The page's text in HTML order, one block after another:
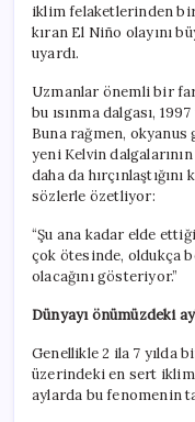
iklim felaketlerinden
kıran El Niño olayını
uyardı.
Uzmanlar önemli bir
bu ısınma dalgası,
Buna rağmen,
yeni Kelvin
daha da
sözlerle özetliyor:
“Şu ana kadar elde
çok ötesinde, oldukça
olacağını gösteriyor.”
Dünyayı önümüzdeki
Genellikle 2 ila 7 yılda
üzerindeki en sert
aylarda bu fenomenin